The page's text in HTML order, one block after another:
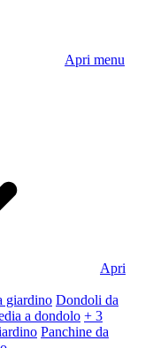
Apri menu
Apri
giardino Dondoli da
a dondolo + 3
Panchine da